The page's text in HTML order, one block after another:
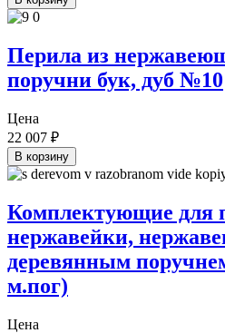
Перила из
поручни бук, дуб №10
Цена
22 007 ₽
В корзину
Комплектующие для
нержавейки,
деревянным
м.пог)
Цена